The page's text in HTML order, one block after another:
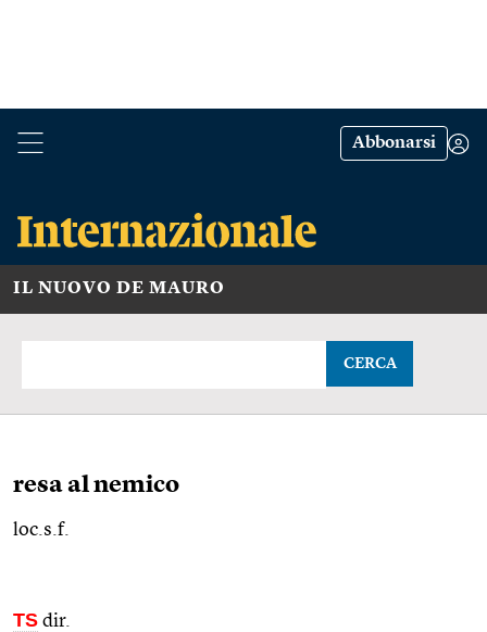
Abbonarsi
IL NUOVO DE MAURO
CERCA
resa al nemico
loc.s.f.
TS dir.